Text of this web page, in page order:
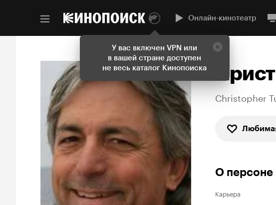
У вас включен VPN или
в вашей стране доступен
не весь каталог Кинопоиска
Онлайн-кинотеатр
Christopher
О персоне
Карьера